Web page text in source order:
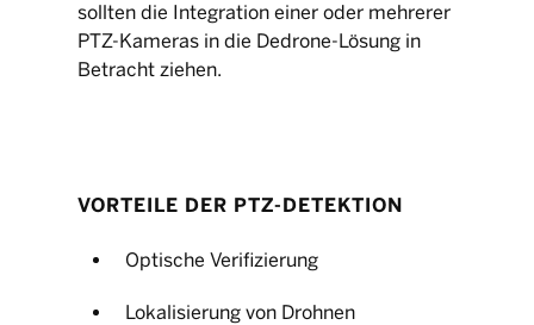
sollten die Integration einer oder mehrerer
PTZ-Kameras in die Dedrone-Lösung in
Betracht ziehen.
VORTEILE DER PTZ-DETEKTION
Optische Verifizierung
Lokalisierung von Drohnen